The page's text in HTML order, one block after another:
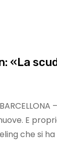
«La
E
che si